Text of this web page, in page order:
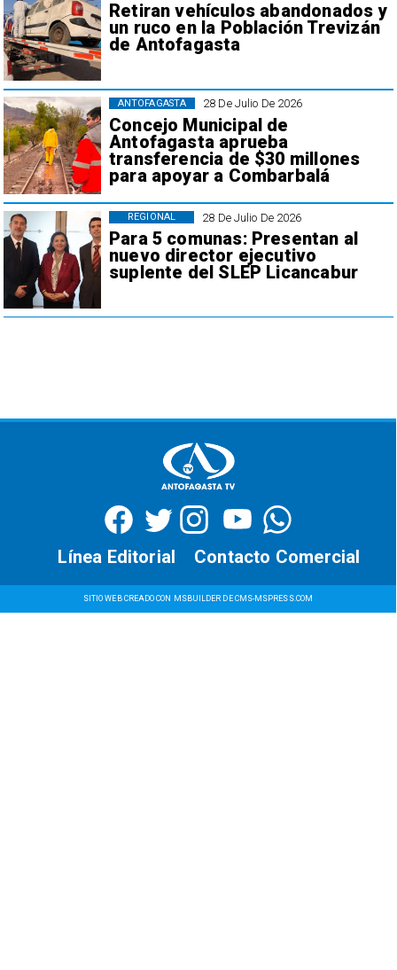
Retiran vehículos abandonados y
un ruco en la Población Trevizán
de Antofagasta
28 De Julio De 2026
Concejo Municipal de
Antofagasta aprueba
transferencia de $30 millones
para apoyar a Combarbalá
ANTOFAGASTA
28 De Julio De 2026
Para 5 comunas: Presentan al
nuevo director ejecutivo
suplente del SLEP Licancabur
REGIONAL
SITIO WEB CREADO CON MSBUILDER DE CMS-MSPRESS.COM
Contacto Comercial
Línea Editorial